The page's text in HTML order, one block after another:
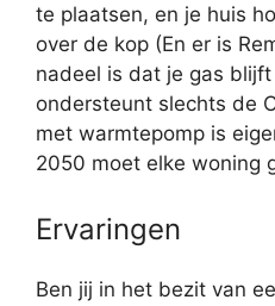
te plaatsen, en je huis
over de kop (En er is
nadeel is dat je gas
ondersteunt slechts de
met warmtepomp is
2050 moet elke woning
Ervaringen
Ben jij in het bezit van